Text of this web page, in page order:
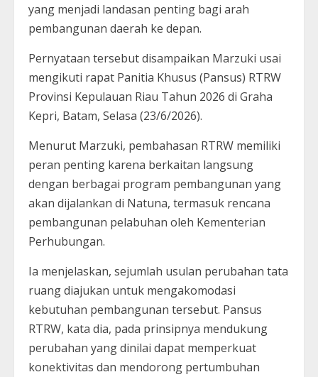
yang menjadi landasan penting bagi arah
pembangunan daerah ke depan.
Pernyataan tersebut disampaikan Marzuki usai
mengikuti rapat Panitia Khusus (Pansus) RTRW
Provinsi Kepulauan Riau Tahun 2026 di Graha
Kepri, Batam, Selasa (23/6/2026).
Menurut Marzuki, pembahasan RTRW memiliki
peran penting karena berkaitan langsung
dengan berbagai program pembangunan yang
akan dijalankan di Natuna, termasuk rencana
pembangunan pelabuhan oleh Kementerian
Perhubungan.
Ia menjelaskan, sejumlah usulan perubahan tata
ruang diajukan untuk mengakomodasi
kebutuhan pembangunan tersebut. Pansus
RTRW, kata dia, pada prinsipnya mendukung
perubahan yang dinilai dapat memperkuat
konektivitas dan mendorong pertumbuhan